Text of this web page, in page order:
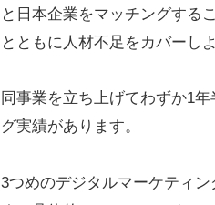
と日本企業をマッチングする
とともに人材不足をカバーし
同事業を立ち上げてわずか1
グ実績があります。
3つめのデジタルマーケティ